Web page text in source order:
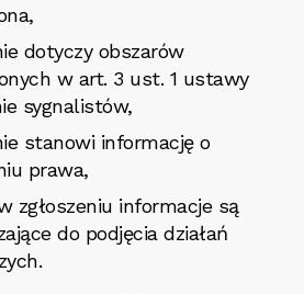
dotyczy obszarów
w art. 3 ust. 1 ustawy
sygnalistów,
stanowi informację o
prawa,
zgłoszeniu informacje są
do podjęcia działań